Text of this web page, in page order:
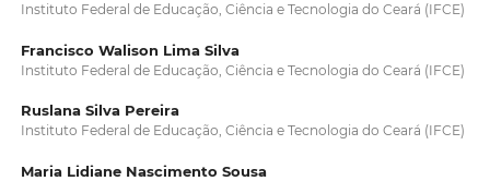
Instituto Federal de Educação, Ciência e Tecnologia do Ceará (IFCE)
Francisco Walison Lima Silva
Instituto Federal de Educação, Ciência e Tecnologia do Ceará (IFCE)
Ruslana Silva Pereira
Instituto Federal de Educação, Ciência e Tecnologia do Ceará (IFCE)
Maria Lidiane Nascimento Sousa